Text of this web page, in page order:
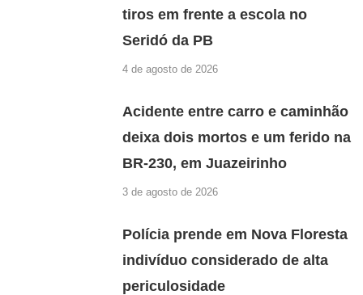
tiros em frente a escola no
Seridó da PB
4 de agosto de 2026
Acidente entre carro e caminhão
deixa dois mortos e um ferido na
BR-230, em Juazeirinho
3 de agosto de 2026
Polícia prende em Nova Floresta
indivíduo considerado de alta
periculosidade